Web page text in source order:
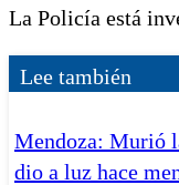
La Policía está
Lee también
Mendoza: Murió
dio a luz hace